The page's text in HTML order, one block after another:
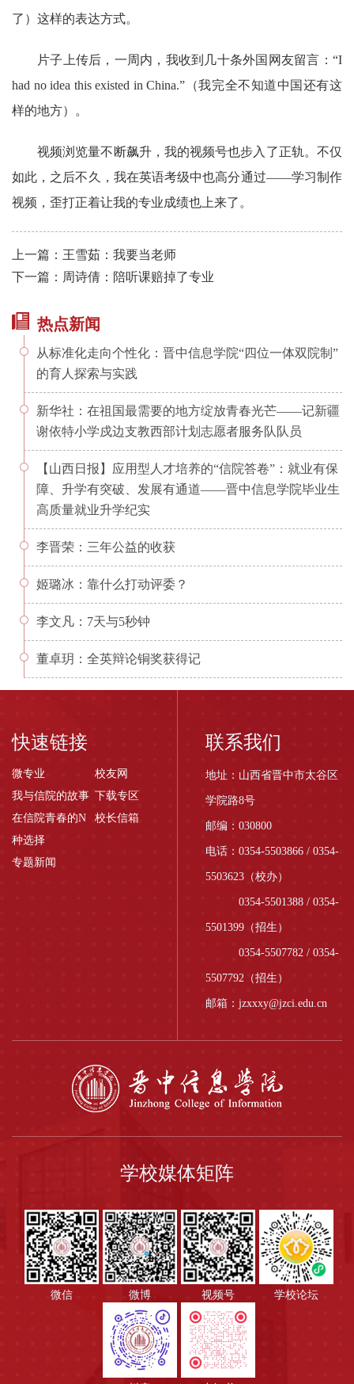
了）这样的表达方式。
片子上传后，一周内，我收到几十条外国网友留言： “I
had no idea this existed in China.”（我完全不知道中国还有这
样的地方）。
视频浏览量不断飙升，我的视频号也步入了正轨。不仅
如此，之后不久，我在英语考级中也高分通过——学习制作
视频，歪打正着让我的专业成绩也上来了。
上一篇：王雪茹：我要当老师
下一篇：周诗倩：陪听课赔掉了专业
热点新闻
从标准化走向个性化：晋中信息学院“四位一体双院制”
的育人探索与实践
新华社：在祖国最需要的地方绽放青春光芒——记新疆
谢依特小学戍边支教西部计划志愿者服务队队员
【山西日报】应用型人才培养的“信院答卷”：就业有保
障、升学有突破、发展有通道——晋中信息学院毕业生
高质量就业升学纪实
李晋荣：三年公益的收获
姬璐冰：靠什么打动评委？
李文凡：7天与5秒钟
董卓玥：全英辩论铜奖获得记
快速链接
微专业
校友网
我与信院的故事 下载专区
在信院青春的N
种选择
校长信箱
专题新闻
联系我们
地址：山西省晋中市太谷区
学院路8号
邮编：030800
电话：0354-5503866 / 0354-
5503623（校办）
0354-5501388 / 0354-
5501399（招生）
0354-5507782 / 0354-
5507792（招生）
邮箱：jzxxxy@jzci.edu.cn
学校媒体矩阵
微信 微博 视频号 学校论坛